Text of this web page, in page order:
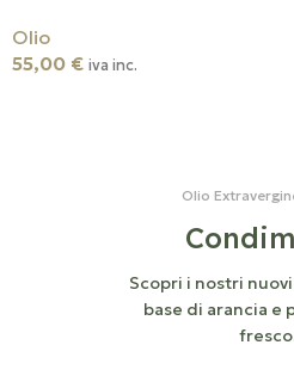
Olio
55,00 € iva inc.
Olio
Scopri i nostri
base di arancia e